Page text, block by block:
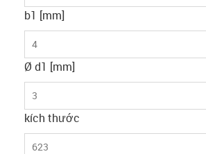
b1 [mm]
4
Ø d1 [mm]
3
kích thước
623